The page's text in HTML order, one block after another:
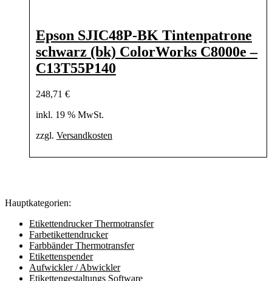
Epson SJIC48P-BK Tintenpatrone
schwarz (bk) ColorWorks C8000e –
C13T55P140
248,71 €
inkl. 19 % MwSt.
zzgl. Versandkosten
Hauptkategorien:
Etikettendrucker Thermotransfer
Farbetikettendrucker
Farbbänder Thermotransfer
Etikettenspender
Aufwickler / Abwickler
Etikettengestaltungs Software